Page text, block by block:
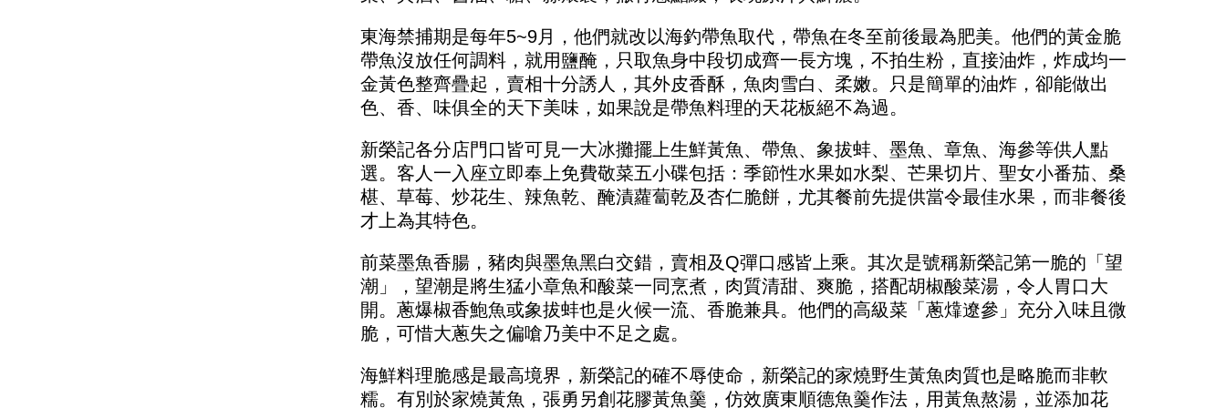
東海禁捕期是每年5~9月，他們就改以海釣帶魚取代，帶魚在冬至前後最為肥美。他們的黃金脆
帶魚沒放任何調料，就用鹽醃，只取魚身中段切成齊一長方塊，不拍生粉，直接油炸，炸成均一
金黃色整齊疊起，賣相十分誘人，其外皮香酥，魚肉雪白、柔嫩。只是簡單的油炸，卻能做出
色、香、味俱全的天下美味，如果說是帶魚料理的天花板絕不為過。
新榮記各分店門口皆可見一大冰攤擺上生鮮黃魚、帶魚、象拔蚌、墨魚、章魚、海參等供人點
選。客人一入座立即奉上免費敬菜五小碟包括：季節性水果如水梨、芒果切片、聖女小番茄、桑
椹、草莓、炒花生、辣魚乾、醃漬蘿蔔乾及杏仁脆餅，尤其餐前先提供當令最佳水果，而非餐後
才上為其特色。
前菜墨魚香腸，豬肉與墨魚黑白交錯，賣相及Q彈口感皆上乘。其次是號稱新榮記第一脆的「望
潮」，望潮是將生猛小章魚和酸菜一同烹煮，肉質清甜、爽脆，搭配胡椒酸菜湯，令人胃口大
開。蔥爆椒香鮑魚或象拔蚌也是火候一流、香脆兼具。他們的高級菜「蔥㸆遼參」充分入味且微
脆，可惜大蔥失之偏嗆乃美中不足之處。
海鮮料理脆感是最高境界，新榮記的確不辱使命，新榮記的家燒野生黃魚肉質也是略脆而非軟
糯。有別於家燒黃魚，張勇另創花膠黃魚羹，仿效廣東順德魚羹作法，用黃魚熬湯，並添加花